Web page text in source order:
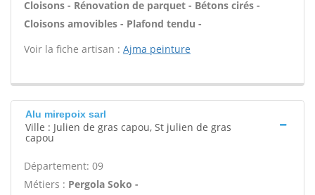
Cloisons - Rénovation de parquet - Bétons cirés -
Cloisons amovibles - Plafond tendu -
Voir la fiche artisan : Ajma peinture
Alu mirepoix sarl
Ville : Julien de gras capou, St julien de gras
capou
Département: 09
Métiers : Pergola Soko -